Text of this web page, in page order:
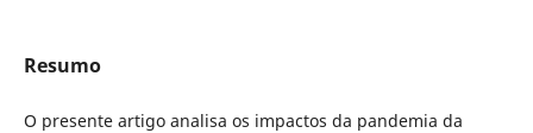
Resumo
O presente artigo analisa os impactos da pandemia da